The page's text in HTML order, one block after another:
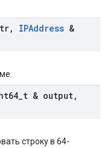
, IPAddress &
t & output,
строку в 64-